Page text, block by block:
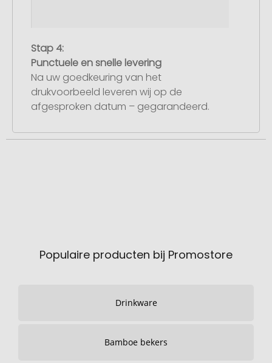
Stap 4:
Punctuele en snelle levering
Na uw goedkeuring van het
drukvoorbeeld leveren wij op de
afgesproken datum – gegarandeerd.
Populaire producten bij Promostore
Drinkware
Bamboe bekers